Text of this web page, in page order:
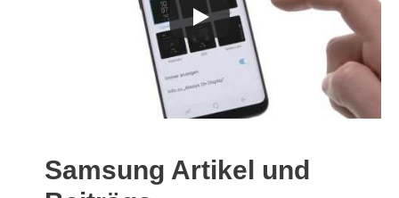
Samsung Artikel und